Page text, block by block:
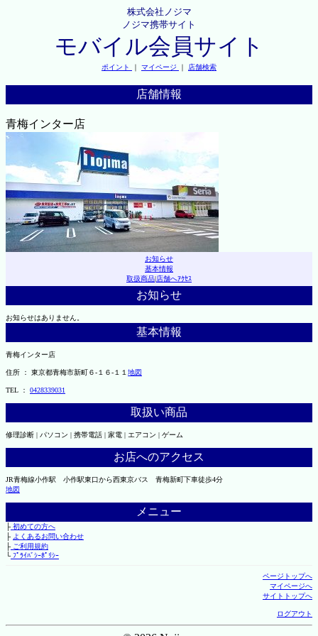
株式会社ノジマ
ノジマ携帯サイト
モバイル会員サイト
ポイント ｜ マイページ ｜ 店舗検索
店舗情報
青梅インター店
お知らせ
基本情報
取扱商品|店舗へｱｸｾｽ
お知らせ
お知らせはありません。
基本情報
青梅インター店
住所 ： 東京都青梅市新町６-１６-１１ 地図
TEL ： 0428339031
取扱い商品
修理診断 | パソコン | 携帯電話 | 家電 | エアコン | ゲーム
お店へのアクセス
JR青梅線小作駅 小作駅東口から西東京バス 青梅新町下車徒歩4分
地図
メニュー
├初めての方へ
├ よくあるお問い合わせ
├ご利用規約
└ﾌﾟﾗｲﾊﾞｼｰﾎﾟﾘｼｰ
ページトップへ
マイページへ
サイトトップへ
ログアウト